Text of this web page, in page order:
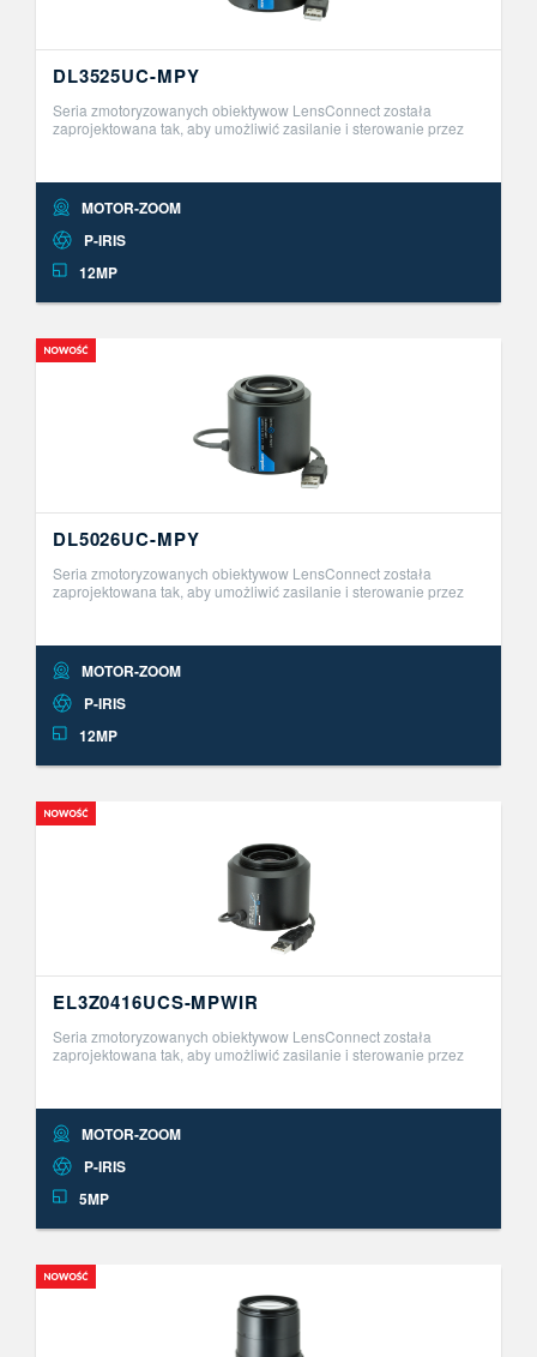
DL3525UC-MPY
Seria zmotoryzowanych obiektywow LensConnect została
zaprojektowana tak, aby umożliwić zasilanie i sterowanie przez
MOTOR-ZOOM
P-IRIS
12MP
DL5026UC-MPY
Seria zmotoryzowanych obiektywow LensConnect została
zaprojektowana tak, aby umożliwić zasilanie i sterowanie przez
MOTOR-ZOOM
P-IRIS
12MP
EL3Z0416UCS-MPWIR
Seria zmotoryzowanych obiektywow LensConnect została
zaprojektowana tak, aby umożliwić zasilanie i sterowanie przez
MOTOR-ZOOM
P-IRIS
5MP